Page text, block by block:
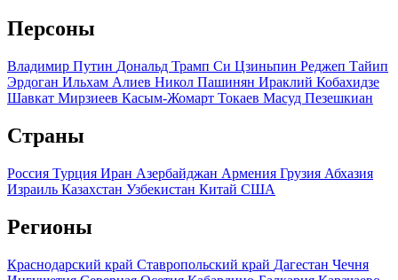
Персоны
Владимир Путин Дональд Трамп Си Цзиньпин Реджеп Тайип
Эрдоган Ильхам Алиев Никол Пашинян Ираклий Кобахидзе
Шавкат Мирзиеев Касым-Жомарт Токаев Масуд Пезешкиан
Страны
Россия Турция Иран Азербайджан Армения Грузия Абхазия
Израиль Казахстан Узбекистан Китай США
Регионы
Краснодарский край Ставропольский край Дагестан Чечня